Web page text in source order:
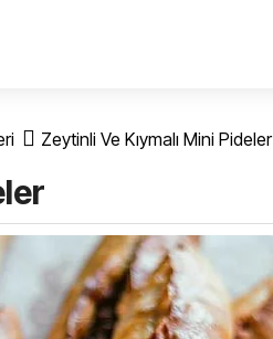
Zeytinli Ve Kıymalı Mini Pideler